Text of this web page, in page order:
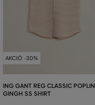
AKCIÓ -30%
ING GANT REG CLASSIC POPLIN
GINGH SS SHIRT